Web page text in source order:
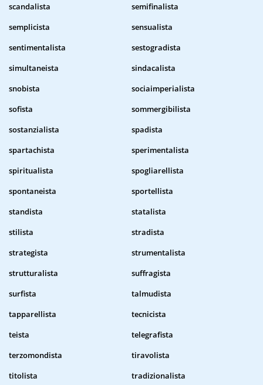
scandalista
semifinalista
semplicista
sensualista
sentimentalista
sestogradista
simultaneista
sindacalista
snobista
sociaimperialista
sofista
sommergibilista
sostanzialista
spadista
spartachista
sperimentalista
spiritualista
spogliarellista
spontaneista
sportellista
standista
statalista
stilista
stradista
strategista
strumentalista
strutturalista
suffragista
surfista
talmudista
tapparellista
tecnicista
teista
telegrafista
terzomondista
tiravolista
titolista
tradizionalista